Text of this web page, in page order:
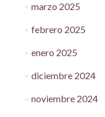
marzo 2025
febrero 2025
enero 2025
diciembre 2024
noviembre 2024